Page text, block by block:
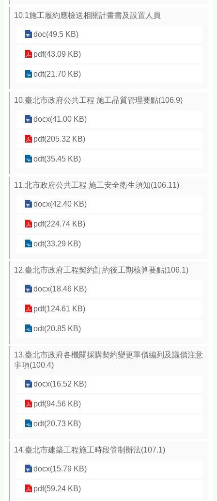
10.1施工履約應檢送相關計畫書及設置人員
doc(49.5 KB)
pdf(43.09 KB)
odt(21.70 KB)
10.臺北市政府公共工程 施工品質管理要點(106.9)
docx(41.00 KB)
pdf(205.32 KB)
odt(35.45 KB)
11.北市政府公共工程 施工安全衛生須知(106.11)
docx(42.40 KB)
pdf(224.74 KB)
odt(33.29 KB)
12.臺北市政府工程契約訂約後工期核算要點(106.1)
docx(18.46 KB)
pdf(124.61 KB)
odt(20.85 KB)
13.臺北市政府各機關採購契約變更單價編列及議價注意
事項(100.4)
docx(16.52 KB)
pdf(94.56 KB)
odt(20.73 KB)
14.臺北市建築工程施工時段管制辦法(107.1)
docx(15.79 KB)
pdf(59.24 KB)